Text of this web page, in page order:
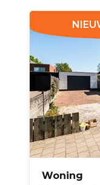
Woning